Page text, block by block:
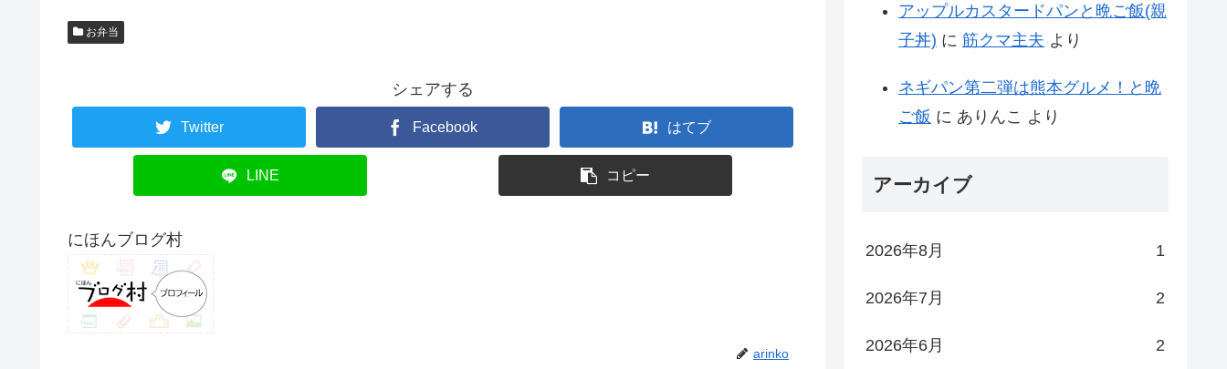
お弁当
シェアする
Twitter Facebook はてブ
LINE コピー
にほんブログ村
arinko
アップルカスタードパンと晩ご飯(親
子丼) に 筋クマ主夫 より
ネギパン第二弾は熊本グルメ！と晩
ご飯 に ありんこ より
アーカイブ
2026年8月 1
2026年7月 2
2026年6月 2